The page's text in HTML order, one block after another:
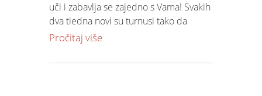
uči i zabavlja se zajedno s Vama! Svakih
dva tjedna novi su turnusi tako da
ukoliko ne stignete u grupu 28.06,
Pročitaj više